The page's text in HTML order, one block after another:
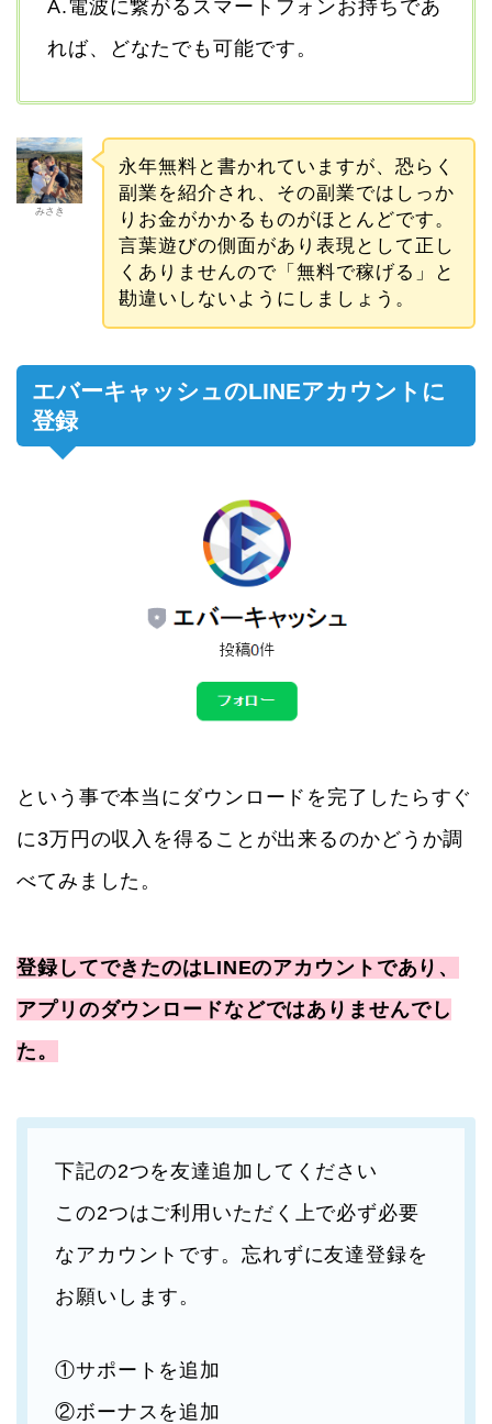
A.電波に繋がるスマートフォンお持ちであ
れば、どなたでも可能です。
みさき
永年無料と書かれていますが、恐らく
副業を紹介され、その副業ではしっか
りお金がかかるものがほとんどです。
言葉遊びの側面があり表現として正し
くありませんので「無料で稼げる」と
勘違いしないようにしましょう。
エバーキャッシュのLINEアカウントに
登録
という事で本当にダウンロードを完了したらすぐ
に3万円の収入を得ることが出来るのかどうか調
べてみました。
登録してできたのはLINEのアカウントであり、
アプリのダウンロードなどではありませんでし
た。
下記の2つを友達追加してください
この2つはご利用いただく上で必ず必要
なアカウントです。忘れずに友達登録を
お願いします。
①サポートを追加
②ボーナスを追加